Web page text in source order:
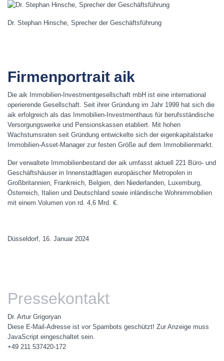
Dr. Stephan Hinsche, Sprecher der Geschäftsführung
Firmenportrait aik
Die aik Immobilien-Investmentgesellschaft mbH ist eine international
operierende Gesellschaft. Seit ihrer Gründung im Jahr 1999 hat sich die
aik erfolgreich als das Immobilien-Investmenthaus für berufsständische
Versorgungswerke und Pensionskassen etabliert. Mit hohen
Wachstumsraten seit Gründung entwickelte sich der eigenkapitalstarke
Immobilien-Asset-Manager zur festen Größe auf dem Immobilienmarkt.
Der verwaltete Immobilienbestand der aik umfasst aktuell 221 Büro- und
Geschäftshäuser in Innenstadtlagen europäischer Metropolen in
Großbritannien, Frankreich, Belgien, den Niederlanden, Luxemburg,
Österreich, Italien und Deutschland sowie inländische Wohnimmobilien
mit einem Volumen von rd. 4,6 Mrd. €.
Düsseldorf, 16. Januar 2024
Pressekontakt
Dr. Artur Grigoryan
Diese E-Mail-Adresse ist vor Spambots geschützt! Zur Anzeige muss
JavaScript eingeschaltet sein.
+49 211 537420-172